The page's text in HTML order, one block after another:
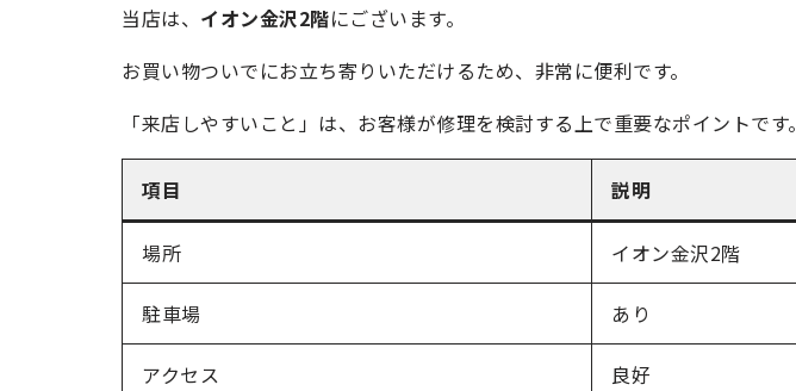
当店は、 イオン金沢2階にございます。
お買い物ついでにお立ち寄りいただけるため、非常に便利です。
「来店しやすいこと」は、お客様が修理を検討する上で重要なポイントです。
項目 説明
場所 イオン金沢2階
駐車場 あり
アクセス 良好